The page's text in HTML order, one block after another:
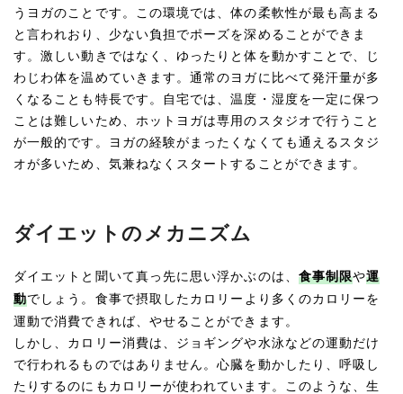
うヨガのことです。この環境では、体の柔軟性が最も高まる
と言われおり、少ない負担でポーズを深めることができま
す。激しい動きではなく、ゆったりと体を動かすことで、じ
わじわ体を温めていきます。通常のヨガに比べて発汗量が多
くなることも特長です。自宅では、温度・湿度を一定に保つ
ことは難しいため、ホットヨガは専用のスタジオで行うこと
が一般的です。ヨガの経験がまったくなくても通えるスタジ
オが多いため、気兼ねなくスタートすることができます。
ダイエットのメカニズム
ダイエットと聞いて真っ先に思い浮かぶのは、 食事制限や運
動でしょう。食事で摂取したカロリーより多くのカロリーを
運動で消費できれば、やせることができます。
しかし、カロリー消費は、ジョギングや水泳などの運動だけ
で行われるものではありません。心臓を動かしたり、呼吸し
たりするのにもカロリーが使われています。このような、生